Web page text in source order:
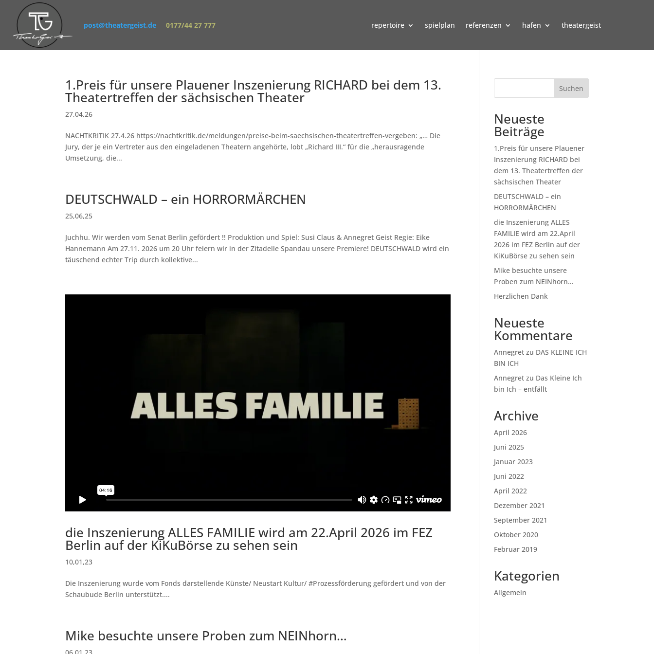
post@theatergeist.de0177/44 27 777 repertoire spielplan referenzen hafen theatergeist
1.Preis für unsere Plauener Inszenierung RICHARD bei dem 13.
Theatertreffen der sächsischen Theater
27,04,26
NACHTKRITIK 27.4.26 https://nachtkritik.de/meldungen/preise-beim-saechsischen-theatertreffen-vergeben: „… Die
Jury, der je ein Vertreter aus den eingeladenen Theatern angehörte, lobt „Richard III.“ für die „herausragende
Umsetzung, die...
DEUTSCHWALD – ein HORRORMÄRCHEN
25,06,25
Juchhu. Wir werden vom Senat Berlin gefördert !! Produktion und Spiel: Susi Claus & Annegret Geist Regie: Eike
Hannemann Am 27.11. 2026 um 20 Uhr feiern wir in der Zitadelle Spandau unsere Premiere! DEUTSCHWALD wird ein
täuschend echter Trip durch kollektive...
die Inszenierung ALLES FAMILIE wird am 22.April 2026 im FEZ
Berlin auf der KiKuBörse zu sehen sein
10,01,23
Die Inszenierung wurde vom Fonds darstellende Künste/ Neustart Kultur/ #Prozessförderung gefördert und von der
Schaubude Berlin unterstützt....
Mike besuchte unsere Proben zum NEINhorn…
Suchen
Neueste
Beiträge
1.Preis für unsere Plauener
Inszenierung RICHARD bei
dem 13. Theatertreffen der
sächsischen Theater
DEUTSCHWALD – ein
HORRORMÄRCHEN
die Inszenierung ALLES
FAMILIE wird am 22.April
2026 im FEZ Berlin auf der
KiKuBörse zu sehen sein
Mike besuchte unsere
Proben zum NEINhorn…
Herzlichen Dank
Neueste
Kommentare
Annegret zu DAS KLEINE ICH
BIN ICH
Annegret zu Das Kleine Ich
bin Ich – entfällt
Archive
April 2026
Juni 2025
Januar 2023
Juni 2022
April 2022
Dezember 2021
September 2021
Oktober 2020
Februar 2019
Kategorien
Allgemein